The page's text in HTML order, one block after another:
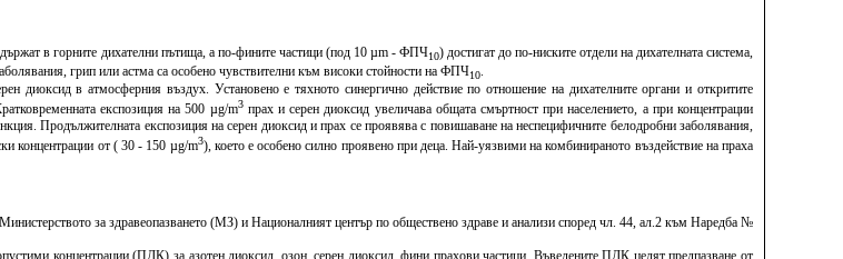
в горните дихателни пътища, а по-фините частици (под 10 µm - ФПЧ10) достигат до по-ниските отдели на дихателната система,
грип или астма са особено чувствителни към високи стойности на ФПЧ10
диоксид в атмосферния въздух. Установено е тяхното синергично действие по отношение на дихателните органи и откритите
експозиция на 500 µg/m3прах и серен диоксид увеличава общата смъртност при населението, а при концентрации
Продължителната експозиция на серен диоксид и прах се проявява с повишаване на неспецифичните белодробни заболявания,
концентрации от ( 30 - 150 µg/m3), което е особено силно проявено при деца. Най-уязвими на комбинираното въздействие на праха
за здравеопазването (МЗ) и Националният център по обществено здраве и анализи според чл. 44, ал.2 към Наредба №
концентрации (ПДК) за азотен диоксид, озон, серен диоксид, фини прахови частици. Въведените ПДК целят предпазване от